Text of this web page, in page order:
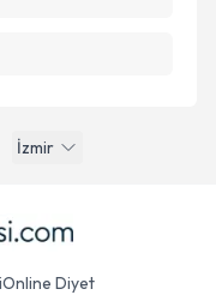
İzmir
Online Diyet